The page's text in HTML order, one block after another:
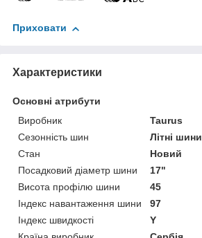
Приховати
Характеристики
Основні атрибути
Виробник
Taurus
Сезонність шин
Літні шини
Стан
Новий
Посадковий діаметр шини
17"
Висота профілю шини
45
Індекс навантаження шини
97
Індекс швидкості
Y